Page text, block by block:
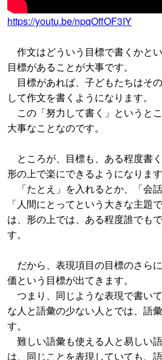
https://youtu.be/npqOffOF3IY
作文はどういう目標で書くかと
目標があることが大事です。
目標があれば、子どもたちはそ
して作文を書くようになります。
この「努力して書く」というと
大事なことなのです。
ところが、目標も、ある程度書く
形の上で楽にできるようになります
「たとえ」を入れるとか、「会話
「人間にとってという大きな主題
は、形の上では、ある程度誰でも
す。
だから、表現項目の目標のさら
価という目標が出てきます。
つまり、同じような表現で書い
な人と語彙の少ない人とでは、語
す。
難しい語彙も使える人と易しい
は、同じことを表現していても、